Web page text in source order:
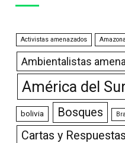
Activistas amenazados
Ambientalistas
América del
bolivia Bosques
Cartas y Respuestas